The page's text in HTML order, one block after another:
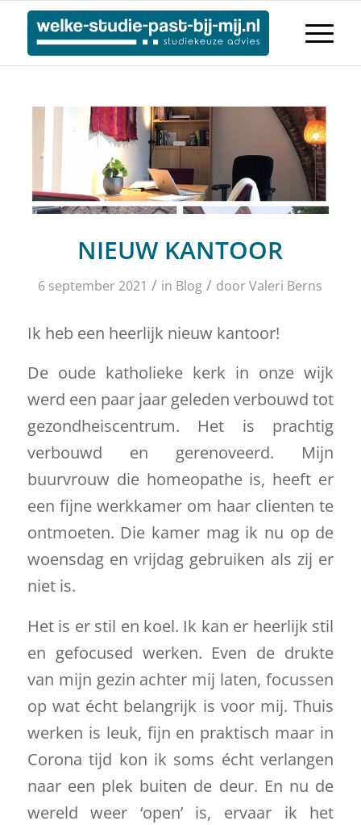
NIEUW KANTOOR
6 september 2021 / in Blog / doorValeri Berns
Ik heb een heerlijk nieuw kantoor!
De oude katholieke kerk in onze wijk
werd een paar jaar geleden verbouwd tot
gezondheiscentrum. Het is prachtig
verbouwd en gerenoveerd. Mijn
buurvrouw die homeopathe is, heeft er
een fijne werkkamer om haar clienten te
ontmoeten. Die kamer mag ik nu op de
woensdag en vrijdag gebruiken als zij er
niet is.
Het is er stil en koel. Ik kan er heerlijk stil
en gefocused werken. Even de drukte
van mijn gezin achter mij laten, focussen
op wat écht belangrijk is voor mij. Thuis
werken is leuk, fijn en praktisch maar in
Corona tijd kon ik soms écht verlangen
naar een plek buiten de deur. En nu de
wereld weer ‘open’ is, ervaar ik het